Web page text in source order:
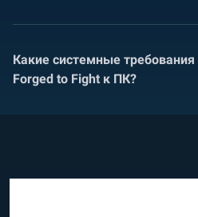
Какие системные требования
Forged to Fight к ПК?